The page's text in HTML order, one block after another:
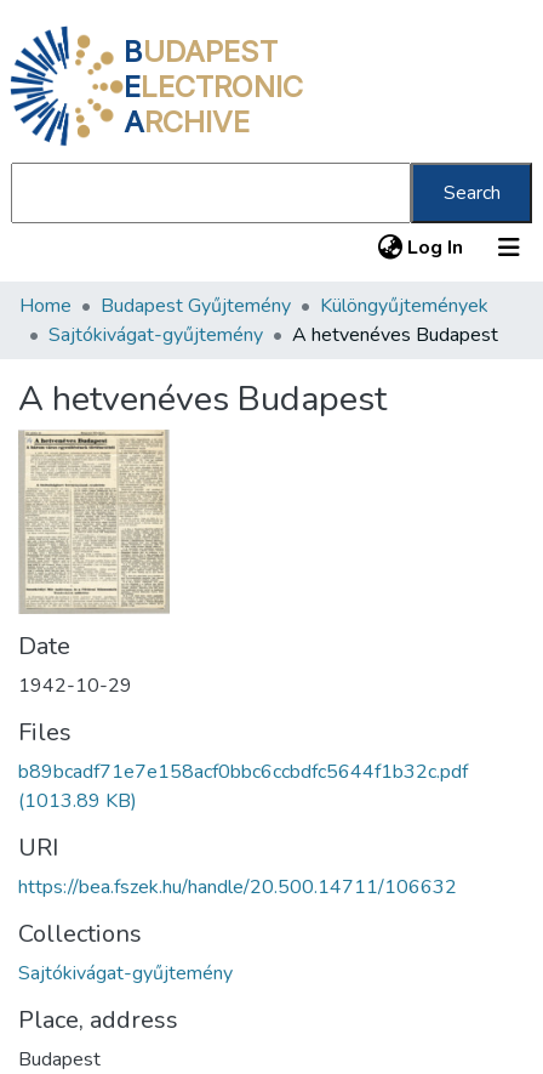
BUDAPEST
ELECTRONIC
ARCHIVE
Search
Log In (current)
Communities & Collections
Statistics
About us
Home Budapest Gyűjtemény
Különgyűjtemények
Sajtókivágat-gyűjtemény
A hetvenéves Budapest
A hetvenéves Budapest
Date
1942-10-29
Files
b89bcadf71e7e158acf0bbc6ccbdfc5644f1b32c.pdf
(1013.89 KB)
URI
https://bea.fszek.hu/handle/20.500.14711/106632
Collections
Sajtókivágat-gyűjtemény
Place, address
Budapest